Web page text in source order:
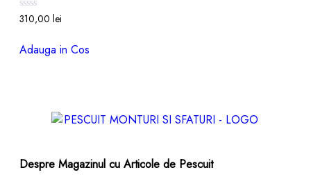
Evaluat
la
din
5
310,00 lei
Adauga in Cos
Despre Magazinul cu Articole de Pescuit